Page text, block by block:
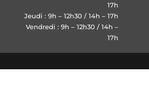
17h
Jeudi : 9h – 12h30 / 14h – 17h
Vendredi : 9h – 12h30 / 14h –
17h